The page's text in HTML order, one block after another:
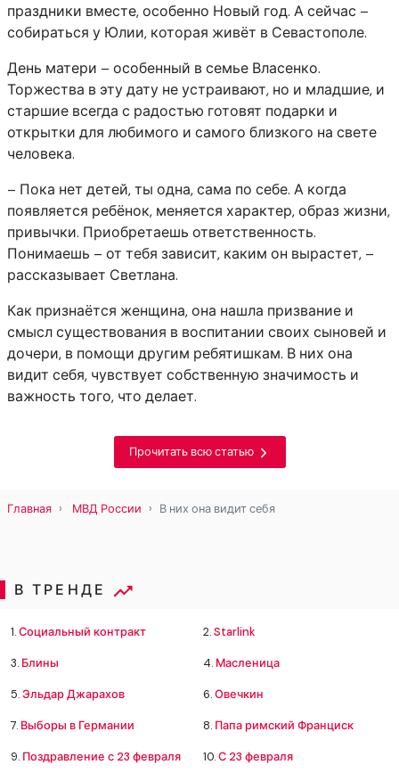
праздники вместе, особенно Новый год. А сейчас –
собираться у Юлии, которая живёт в Севастополе.
День матери – особенный в семье Власенко.
Торжества в эту дату не устраивают, но и младшие, и
старшие всегда с радостью готовят подарки и
открытки для любимого и самого близкого на свете
человека.
– Пока нет детей, ты одна, сама по себе. А когда
появляется ребёнок, меняется характер, образ жизни,
привычки. Приобретаешь ответственность.
Понимаешь – от тебя зависит, каким он вырастет, –
рассказывает Светлана.
Как признаётся женщина, она нашла призвание и
смысл существования в воспитании своих сыновей и
дочери, в помощи другим ребятишкам. В них она
видит себя, чувствует собственную значимость и
важность того, что делает.
Прочитать всю статью
Главная МВД России В них она видит себя
В ТРЕНДЕ
1.Социальный контракт 2.Starlink
3. Блины 4. Масленица
5.Эльдар Джарахов 6.Овечкин
7. Выборы в Германии 8. Папа римский Франциск
9. Поздравление с 23 февраля 10.С 23 февраля